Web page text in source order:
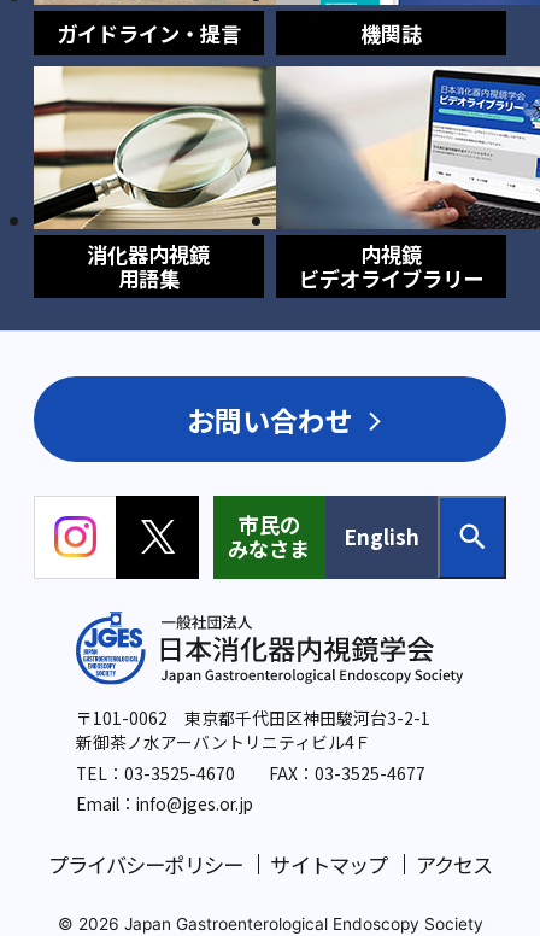
ガイドライン・提言 機関誌
消化器内視鏡
用語集
内視鏡
ビデオライブラリー
お問い合わせ
市民の
みなさま
English
〒101-0062 東京都千代田区神田駿河台3-2-1
新御茶ノ水アーバントリニティビル4Ｆ
TEL：03-3525-4670 FAX：03-3525-4677
Email：info@jges.or.jp
プライバシーポリシー サイトマップ アクセス
© 2026 Japan Gastroenterological Endoscopy Society